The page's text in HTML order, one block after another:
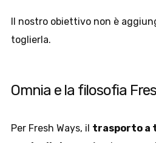
Il nostro obiettivo non è
toglierla.
Omnia e la filosofia
Per Fresh Ways, il trasporto a